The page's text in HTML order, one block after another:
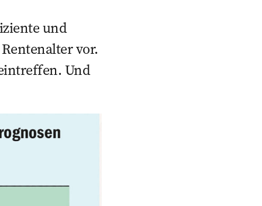
und
vor.
­Und